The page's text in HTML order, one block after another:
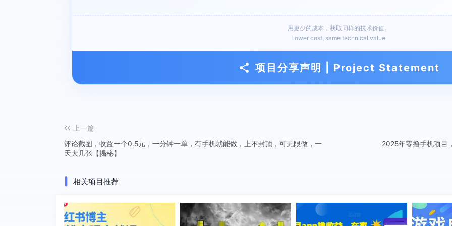
用更少的成本，获取同样的技术价值。
Lower cost, same technical value.
项目分享声明 | Project Statement
上一篇
评论截图，收益一个0.5元，一分钟一单，有手机就能做，上不封顶，可无限做，一
天大几张【揭秘】
2025年零撸手机项目
相关项目推荐